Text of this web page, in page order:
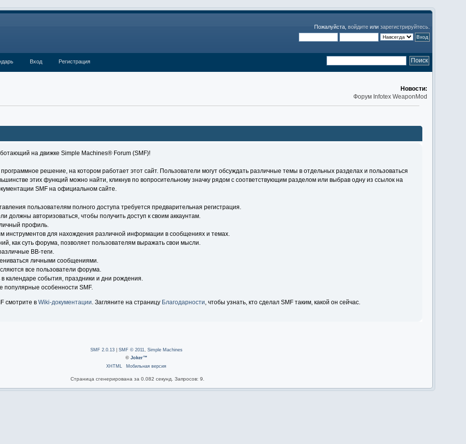
Пожалуйста, войдитеили зарегистрируйтесь.
Вход Регистрация
Новости:
Форум Infotex WeaponMod
на движке Simple Machines® Forum (SMF)!
решение, на котором работает этот сайт. Пользователи могут обсуждать различные темы в отдельных разделах и пользоваться
этих функций можно найти, кликнув по вопросительному значку рядом с соответствующим разделом или выбрав одну из ссылок на
SMF на официальном сайте.
пользователям полного доступа требуется предварительная регистрация.
должны авторизоваться, чтобы получить доступ к своим аккаунтам.
профиль.
инструментов для нахождения различной информации в сообщениях и темах.
как суть форума, позволяет пользователям выражать свои мысли.
BB-теги.
личными сообщениями.
все пользователи форума.
календаре события, праздники и дни рождения.
популярные особенности SMF.
смотрите в Wiki-документации. Загляните на страницу Благодарности, чтобы узнать, кто сделал SMF таким, какой он сейчас.
SMF 2.0.13| SMF © 2011, Simple Machines
© Joker™
XHTML
Мобильная версия
Страница сгенерирована за 0.082 секунд. Запросов: 9.